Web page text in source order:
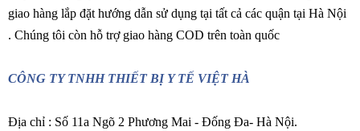
giao hàng lắp đặt hướng dẫn sử dụng tại tất cả các quận tại Hà Nội
. Chúng tôi còn hỗ trợ giao hàng COD trên toàn quốc
CÔNG TY TNHH THIẾT BỊ Y TẾ VIỆT HÀ
Địa chỉ : Số 11a Ngõ 2 Phương Mai - Đống Đa- Hà Nội.